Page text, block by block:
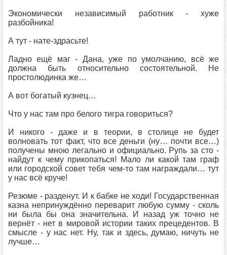
Экономически независимый работник - хуже
разбойника!
А тут - нате-здрасьте!
Ладно ещё маг - Дана, уже по умолчанию, всё же
должна быть относительно состоятельной. Не
простолюдинка же…
А вот богатый кузнец…
Что у нас там про белого тигра говориться?
И никого - даже и в теории, в столице не будет
волновать тот факт, что все деньги (ну… почти все…)
получены мною легально и официально. Рупь за сто -
найдут к чему прикопаться! Мало ли какой там граф
или городской совет тебя чем-то там награждали… тут
у нас всё круче!
Резюме - разденут. И к бабке не ходи! Государственная
казна непринуждённо переварит любую сумму - сколь
ни была бы она значительна. И назад уж точно не
вернёт - нет в мировой истории таких прецедентов. В
смысле - у нас нет. Ну, так и здесь, думаю, ничуть не
лучше…